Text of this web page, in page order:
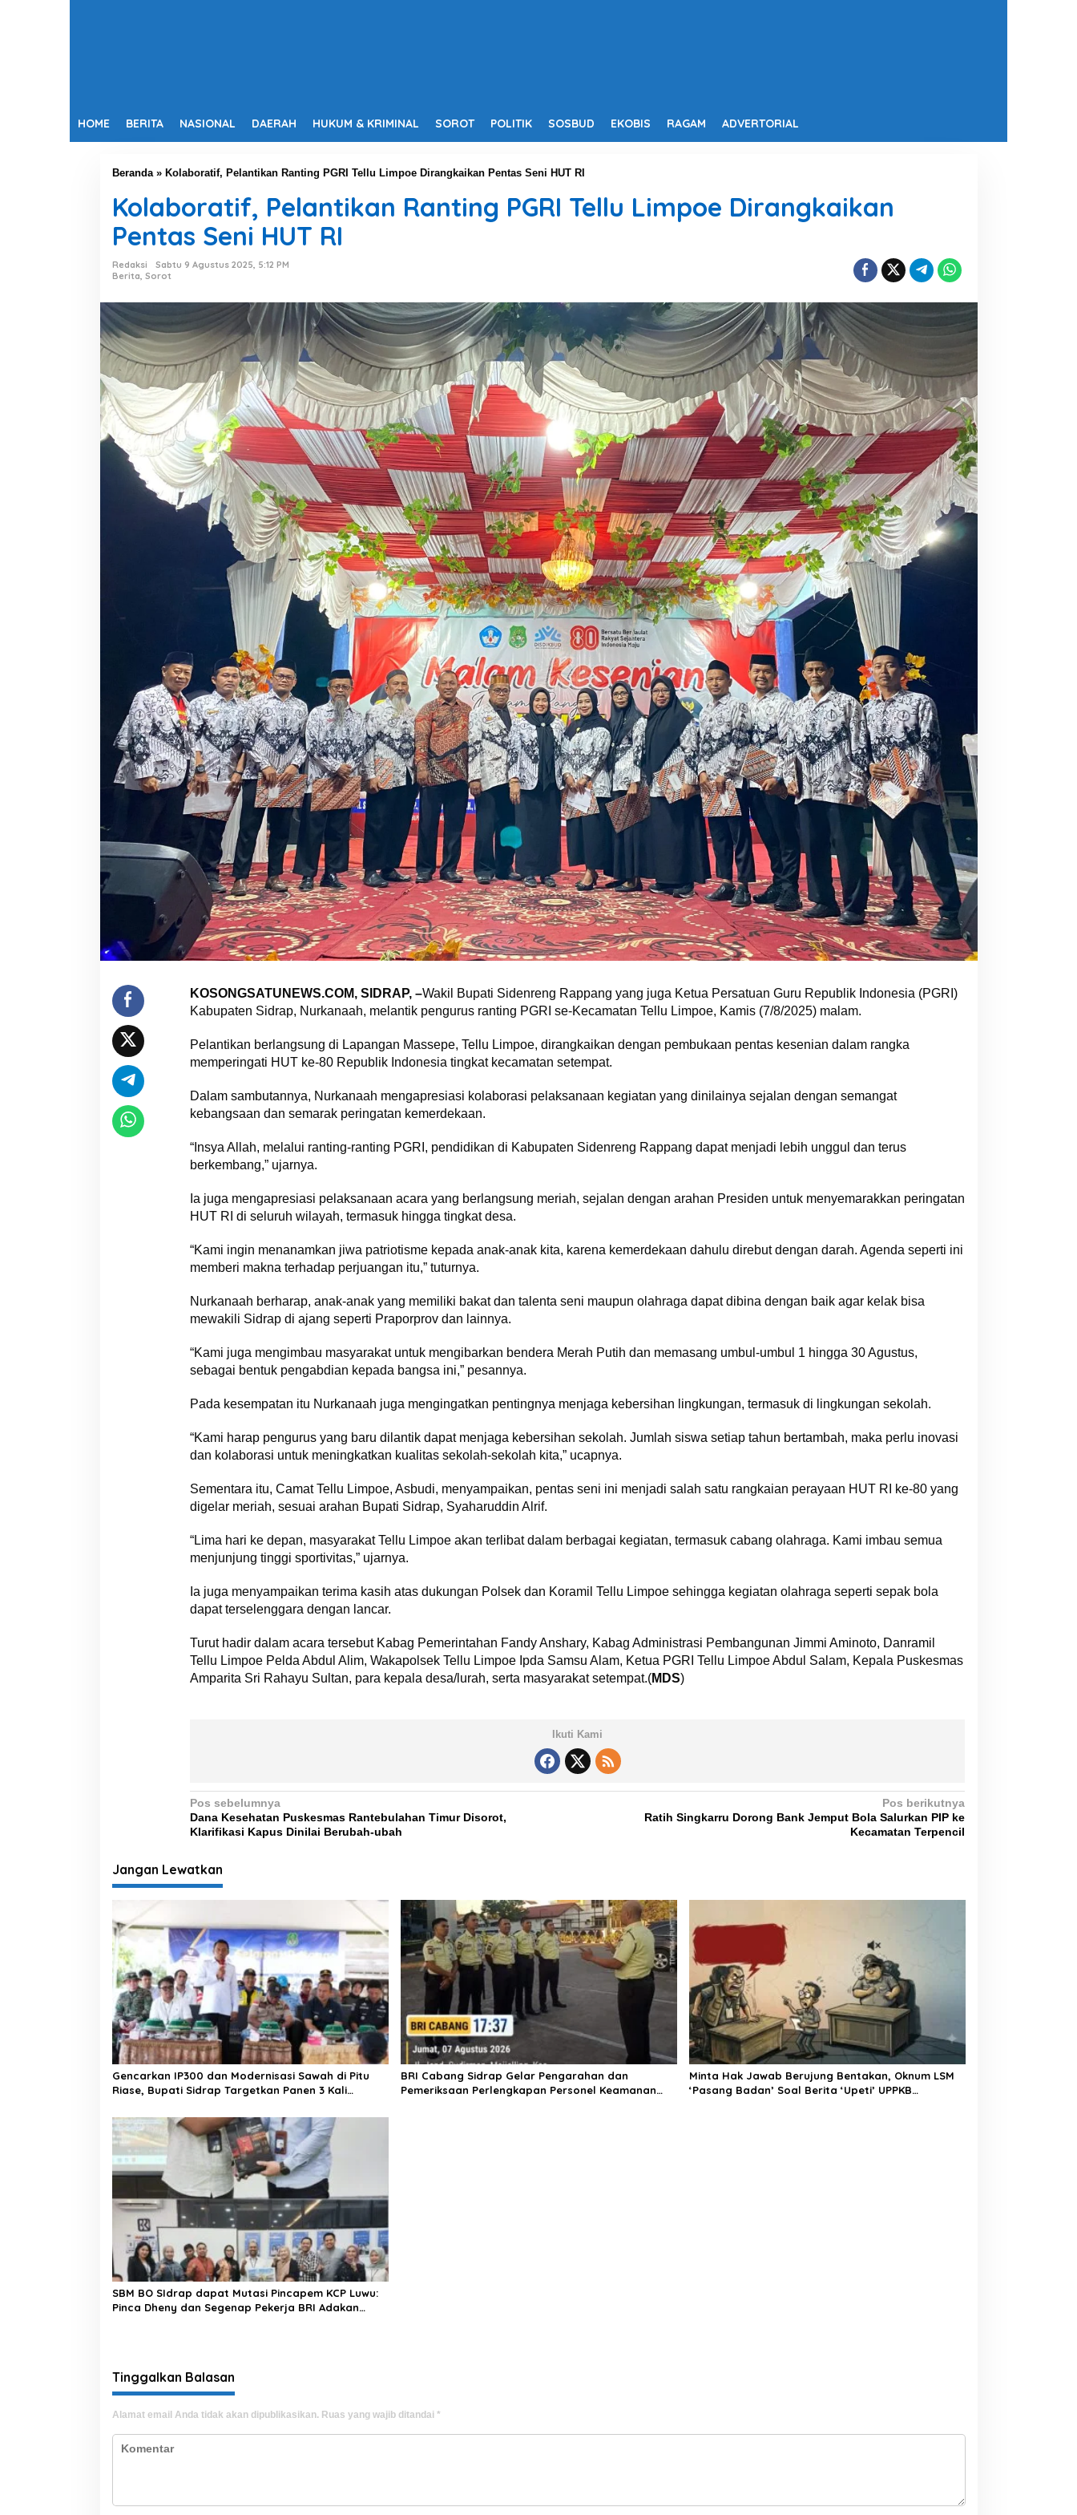
HOME BERITA NASIONAL DAERAH HUKUM & KRIMINAL SOROT POLITIK SOSBUD EKOBIS RAGAM ADVERTORIAL
Beranda» Kolaboratif, Pelantikan Ranting PGRI Tellu Limpoe Dirangkaikan Pentas Seni HUT RI
Kolaboratif, Pelantikan Ranting PGRI Tellu Limpoe Dirangkaikan
Pentas Seni HUT RI
Redaksi
Sabtu 9 Agustus 2025, 5:12 PM
Berita, Sorot
KOSONGSATUNEWS.COM, SIDRAP, –Wakil Bupati Sidenreng Rappang yang juga Ketua Persatuan Guru Republik Indonesia (PGRI)
Kabupaten Sidrap, Nurkanaah, melantik pengurus ranting PGRI se-Kecamatan Tellu Limpoe, Kamis (7/8/2025) malam.
Pelantikan berlangsung di Lapangan Massepe, Tellu Limpoe, dirangkaikan dengan pembukaan pentas kesenian dalam rangka
memperingati HUT ke-80 Republik Indonesia tingkat kecamatan setempat.
Dalam sambutannya, Nurkanaah mengapresiasi kolaborasi pelaksanaan kegiatan yang dinilainya sejalan dengan semangat
kebangsaan dan semarak peringatan kemerdekaan.
“Insya Allah, melalui ranting-ranting PGRI, pendidikan di Kabupaten Sidenreng Rappang dapat menjadi lebih unggul dan terus
berkembang,” ujarnya.
Ia juga mengapresiasi pelaksanaan acara yang berlangsung meriah, sejalan dengan arahan Presiden untuk menyemarakkan peringatan
HUT RI di seluruh wilayah, termasuk hingga tingkat desa.
“Kami ingin menanamkan jiwa patriotisme kepada anak-anak kita, karena kemerdekaan dahulu direbut dengan darah. Agenda seperti ini
memberi makna terhadap perjuangan itu,” tuturnya.
Nurkanaah berharap, anak-anak yang memiliki bakat dan talenta seni maupun olahraga dapat dibina dengan baik agar kelak bisa
mewakili Sidrap di ajang seperti Praporprov dan lainnya.
“Kami juga mengimbau masyarakat untuk mengibarkan bendera Merah Putih dan memasang umbul-umbul 1 hingga 30 Agustus,
sebagai bentuk pengabdian kepada bangsa ini,” pesannya.
Pada kesempatan itu Nurkanaah juga mengingatkan pentingnya menjaga kebersihan lingkungan, termasuk di lingkungan sekolah.
“Kami harap pengurus yang baru dilantik dapat menjaga kebersihan sekolah. Jumlah siswa setiap tahun bertambah, maka perlu inovasi
dan kolaborasi untuk meningkatkan kualitas sekolah-sekolah kita,” ucapnya.
Sementara itu, Camat Tellu Limpoe, Asbudi, menyampaikan, pentas seni ini menjadi salah satu rangkaian perayaan HUT RI ke-80 yang
digelar meriah, sesuai arahan Bupati Sidrap, Syaharuddin Alrif.
“Lima hari ke depan, masyarakat Tellu Limpoe akan terlibat dalam berbagai kegiatan, termasuk cabang olahraga. Kami imbau semua
menjunjung tinggi sportivitas,” ujarnya.
Ia juga menyampaikan terima kasih atas dukungan Polsek dan Koramil Tellu Limpoe sehingga kegiatan olahraga seperti sepak bola
dapat terselenggara dengan lancar.
Turut hadir dalam acara tersebut Kabag Pemerintahan Fandy Anshary, Kabag Administrasi Pembangunan Jimmi Aminoto, Danramil
Tellu Limpoe Pelda Abdul Alim, Wakapolsek Tellu Limpoe Ipda Samsu Alam, Ketua PGRI Tellu Limpoe Abdul Salam, Kepala Puskesmas
Amparita Sri Rahayu Sultan, para kepala desa/lurah, serta masyarakat setempat.(MDS)
Ikuti Kami
N
a
i
g
a
s
i
p
o
s
Pos sebelumnya
Dana Kesehatan Puskesmas Rantebulahan Timur Disorot,
Klarifikasi Kapus Dinilai Berubah-ubah
Pos berikutnya
Ratih Singkarru Dorong Bank Jemput Bola Salurkan PIP ke
Kecamatan Terpencil
Jangan Lewatkan
Gencarkan IP300 dan Modernisasi Sawah di Pitu
Riase, Bupati Sidrap Targetkan Panen 3 Kali
BRI Cabang Sidrap Gelar Pengarahan dan
Pemeriksaan Perlengkapan Personel Keamanan
Minta Hak Jawab Berujung Bentakan, Oknum LSM
‘Pasang Badan’ Soal Berita ‘Upeti’ UPPKB
SBM BO SIdrap dapat Mutasi Pincapem KCP Luwu:
Pinca Dheny dan Segenap Pekerja BRI Adakan
Tinggalkan Balasan
Alamat email Anda tidak akan dipublikasikan. Ruas yang wajib ditandai *